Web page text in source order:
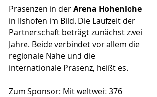
Präsenzen in der Arena Hohenlohe
in Ilshofen im Bild. Die Laufzeit der
Partnerschaft beträgt zunächst zwei
Jahre. Beide verbindet vor allem die
regionale Nähe und die
internationale Präsenz, heißt es.
Zum Sponsor: Mit weltweit 376